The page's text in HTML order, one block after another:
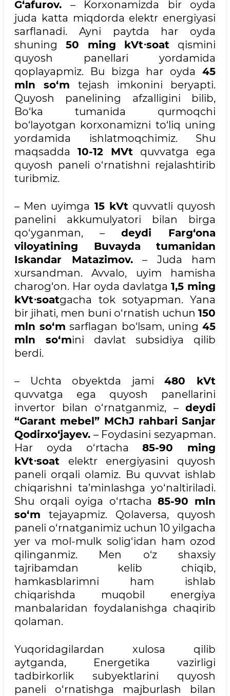
G‘afurov. – Korxonamizda bir oyda
juda katta miqdorda elektr energiyasi
sarflanadi. Ayni paytda har oyda
shuning 50 ming kVt⋅soat qismini
quyosh panellari yordamida
qoplayapmiz. Bu bizga har oyda 45
mln so‘m tejash imkonini beryapti.
Quyosh panelining afzalligini bilib,
Bo‘ka tumanida qurmoqchi
bo‘layotgan korxonamizni to‘liq uning
yordamida ishlatmoqchimiz. Shu
maqsadda 10-12 MVt quvvatga ega
quyosh paneli o‘rnatishni rejalashtirib
turibmiz.
– Men uyimga 15 kVtquvvatli quyosh
panelini akkumulyatori bilan birga
qo‘yganman, – deydi Farg‘ona
viloyatining Buvayda tumanidan
Iskandar Matazimov.– Juda ham
xursandman. Avvalo, uyim hamisha
charog‘on. Har oyda davlatga 1,5 ming
kVt⋅soatgacha tok sotyapman. Yana
bir jihati, men buni o‘rnatish uchun 150
mln so‘m sarflagan bo‘lsam, uning45
mln so‘mini davlat subsidiya qilib
berdi.
– Uchta obyektda jami480 kVt
quvvatga ega quyosh panellarini
invertor bilan o‘rnatganmiz, – deydi
“Garant mebel” MChJ rahbari Sanjar
Qodirxo‘jayev. – Foydasini sezyapman.
Har oyda o‘rtacha85-90 ming
kVt⋅soat elektr energiyasini quyosh
paneli orqali olamiz. Bu quvvat ishlab
chiqarishni ta’minlashga yo‘naltiriladi.
Shu orqali oyiga o‘rtacha 85-90 mln
so‘m tejayapmiz. Qolaversa, quyosh
paneli o‘rnatganimiz uchun 10 yilgacha
yer va mol-mulk solig‘idan ham ozod
qilinganmiz. Men o‘z shaxsiy
tajribamdan kelib chiqib,
hamkasblarimni ham ishlab
chiqarishda muqobil energiya
manbalaridan foydalanishga chaqirib
qolaman.
Yuqoridagilardan xulosa qilib
aytganda, Energetika vazirligi
tadbirkorlik subyektlarini quyosh
paneli o‘rnatishga majburlash bilan